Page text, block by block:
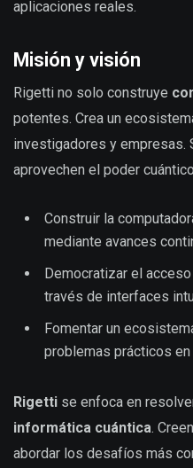
aplicaciones reales.
Misión y visión
Rigetti no solo construye
potentes. Crea un
investigadores y empresas.
aprovechen el poder
Construir la
mediante avances
Democratizar el
través de interfaces
Fomentar un
problemas prácticos
Rigetti se enfoca en
informática cuántica.
abordar los desafíos más